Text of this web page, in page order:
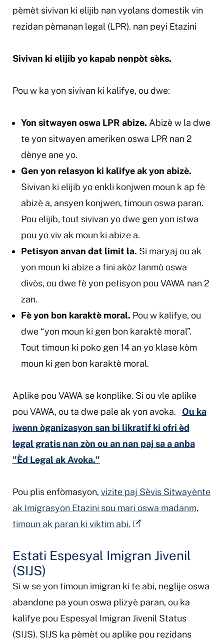
pèmèt sivivan ki elijib nan vyolans domestik vin
rezidan pèmanan legal (LPR). nan peyi Etazini
Sivivan ki elijib yo kapab nenpòt sèks.
Pou w ka yon sivivan ki kalifye, ou dwe:
Yon sitwayen oswa LPR abize. Abizè w la dwe
te yon sitwayen ameriken oswa LPR nan 2
dènye ane yo.
Gen yon relasyon ki kalifye ak yon abizè.
Sivivan ki elijib yo enkli konjwen moun k ap fè
abizè a, ansyen konjwen, timoun oswa paran.
Pou elijib, tout sivivan yo dwe gen yon istwa
pou yo viv ak moun ki abize a.
Petisyon anvan dat limit la. Si maryaj ou ak
yon moun ki abize a fini akòz lanmò oswa
divòs, ou dwe fè yon petisyon pou VAWA nan 2
zan.
Fè yon bon karaktè moral. Pou w kalifye, ou
dwe “yon moun ki gen bon karaktè moral”.
Tout timoun ki poko gen 14 an yo klase kòm
moun ki gen bon karaktè moral.
Aplike pou VAWA se konplike. Si ou vle aplike
pou VAWA, ou ta dwe pale ak yon avoka.
Ou ka
jwenn òganizasyon san bi likratif ki ofri èd
legal gratis nan zòn ou an nan paj sa a anba
"Èd Legal ak Avoka."
Pou plis enfòmasyon, vizite paj Sèvis Sitwayènte
ak Imigrasyon Etazini sou mari oswa madanm,
timoun ak paran ki viktim abi.
Estati Espesyal Imigran Jivenil
(SIJS)
Si w se yon timoun imigran ki te abi, neglije oswa
abandone pa youn oswa plizyè paran, ou ka
kalifye pou Espesyal Imigran Jivenil Status
(SIJS). SIJS ka pèmèt ou aplike pou rezidans